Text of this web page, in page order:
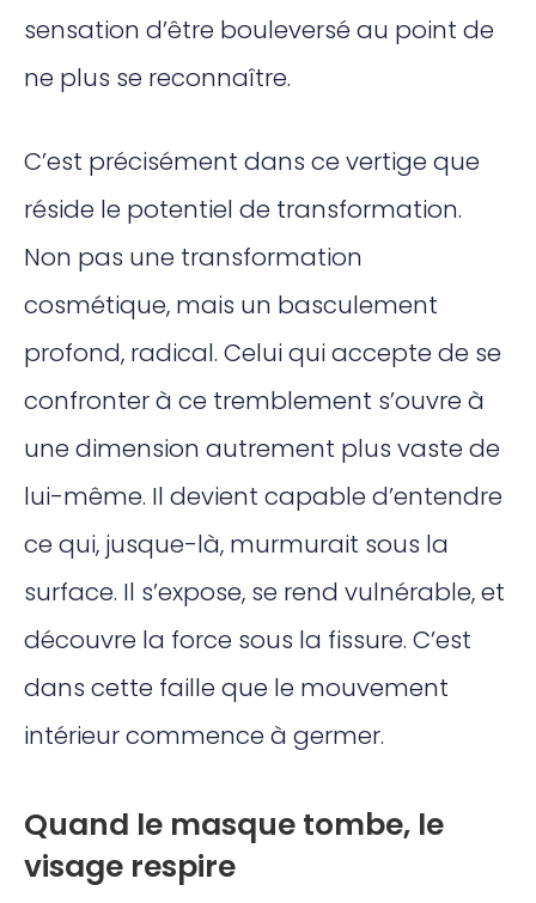
sensation d’être bouleversé au point de
ne plus se reconnaître.
C’est précisément dans ce vertige que
réside le potentiel de transformation.
Non pas une transformation
cosmétique, mais un basculement
profond, radical. Celui qui accepte de se
confronter à ce tremblement s’ouvre à
une dimension autrement plus vaste de
lui-même. Il devient capable d’entendre
ce qui, jusque-là, murmurait sous la
surface. Il s’expose, se rend vulnérable, et
découvre la force sous la fissure. C’est
dans cette faille que le mouvement
intérieur commence à germer.
Quand le masque tombe, le
visage respire